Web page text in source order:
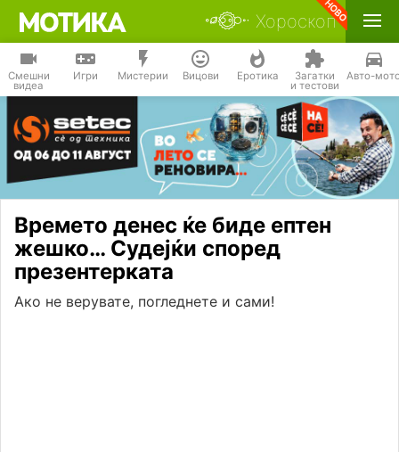
Хороскоп
Смешни
видеа
Игри Мистерии Вицови Еротика Загатки
и тестови
Авто-
Времето денес ќе биде ептен
жешко… Судејќи според
презентерката
Ако не верувате, погледнете и сами!